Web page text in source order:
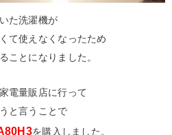
た洗濯機が
て使えなくなったため
ことになりました。
電量販店に行って
と言うことで
を購入しました。